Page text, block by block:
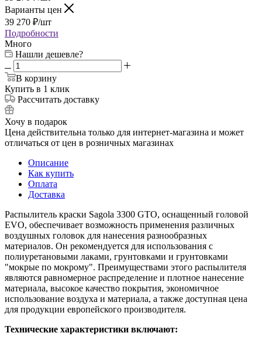
Варианты цен
39 270 ₽/шт
Подробности
Много
Нашли дешевле?
В корзину
Купить в 1 клик
Рассчитать доставку
Хочу в подарок
Цена действительна только для интернет-магазина и может
отличаться от цен в розничных магазинах
Описание
Как купить
Оплата
Доставка
Распылитель краски Sagola 3300 GTO, оснащенный головой
EVO, обеспечивает возможность применения различных
воздушных головок для нанесения разнообразных
материалов. Он рекомендуется для использования с
полиуретановыми лаками, грунтовками и грунтовками
"мокрые по мокрому". Преимуществами этого распылителя
являются равномерное распределение и плотное нанесение
материала, высокое качество покрытия, экономичное
использование воздуха и материала, а также доступная цена
для продукции европейского производителя.
Технические характеристики включают: